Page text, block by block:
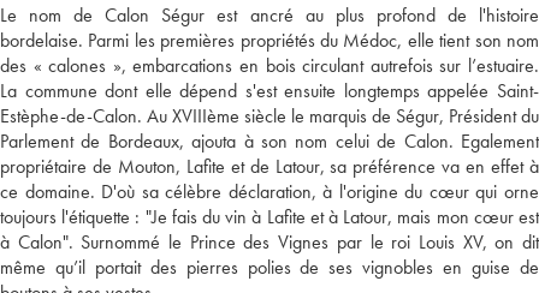
Le nom de Calon Ségur est ancré au plus profond de l'histoire
bordelaise. Parmi les premières propriétés du Médoc, elle tient son nom
des « calones », embarcations en bois circulant autrefois sur l’estuaire.
La commune dont elle dépend s'est ensuite longtemps appelée Saint-
Estèphe-de-Calon. Au XVIIIème siècle le marquis de Ségur, Président du
Parlement de Bordeaux, ajouta à son nom celui de Calon. Egalement
propriétaire de Mouton, Lafite et de Latour, sa préférence va en effet à
ce domaine. D'où sa célèbre déclaration, à l'origine du cœur qui orne
toujours l'étiquette : "Je fais du vin à Lafite et à Latour, mais mon cœur est
à Calon". Surnommé le Prince des Vignes par le roi Louis XV, on dit
même qu’il portait des pierres polies de ses vignobles en guise de